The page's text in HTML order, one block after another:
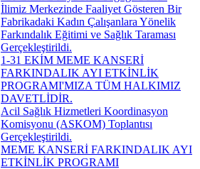
İlimiz Merkezinde Faaliyet Gösteren Bir
Fabrikadaki Kadın Çalışanlara Yönelik
Farkındalık Eğitimi ve Sağlık Taraması
Gerçekleştirildi.
1-31 EKİM MEME KANSERİ
FARKINDALIK AYI ETKİNLİK
PROGRAMI'MIZA TÜM HALKIMIZ
DAVETLİDİR.
Acil Sağlık Hizmetleri Koordinasyon
Komisyonu (ASKOM) Toplantısı
Gerçekleştirildi.
MEME KANSERİ FARKINDALIK AYI
ETKİNLİK PROGRAMI